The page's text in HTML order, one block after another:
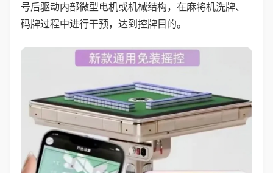
号后驱动内部微型电机或机械结构，在麻将机洗牌、
码牌过程中进行干预，达到控牌目的。